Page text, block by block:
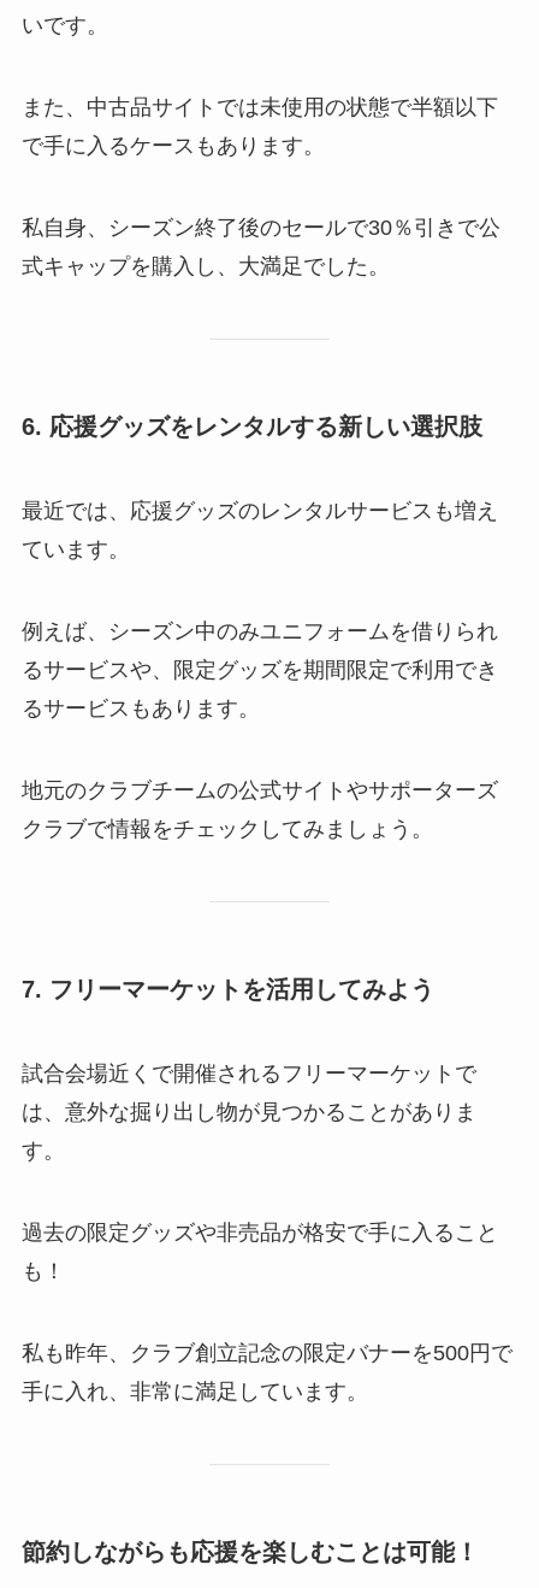
いです。
また、中古品サイトでは未使用の状態で半額以下
で手に入るケースもあります。
私自身、シーズン終了後のセールで30％引きで公
式キャップを購入し、大満足でした。
6. 応援グッズをレンタルする新しい選択肢
最近では、応援グッズのレンタルサービスも増え
ています。
例えば、シーズン中のみユニフォームを借りられ
るサービスや、限定グッズを期間限定で利用でき
るサービスもあります。
地元のクラブチームの公式サイトやサポーターズ
クラブで情報をチェックしてみましょう。
7. フリーマーケットを活用してみよう
試合会場近くで開催されるフリーマーケットで
は、意外な掘り出し物が見つかることがありま
す。
過去の限定グッズや非売品が格安で手に入ること
も！
私も昨年、クラブ創立記念の限定バナーを500円で
手に入れ、非常に満足しています。
節約しながらも応援を楽しむことは可能！